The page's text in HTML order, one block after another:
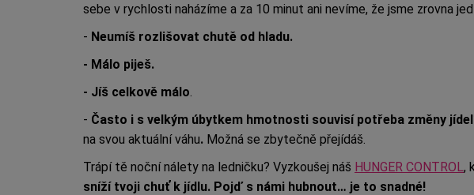
sebe v rychlosti naházíme a za 10 minut ani nevíme, že jsme zrovna
- Neumíš rozlišovat chutě od hladu.
- Málo piješ.
- Jíš celkově málo
- Často i s velkým úbytkem hmotnosti souvisí potřeba změny
na svou aktuální váhu. Možná se zbytečně přejídáš.
Trápí tě noční nálety na ledničku? Vyzkoušej náš HUNGER CONTROL,
sníží tvoji chuť k jídlu. Pojď s námi hubnout… je to snadné!